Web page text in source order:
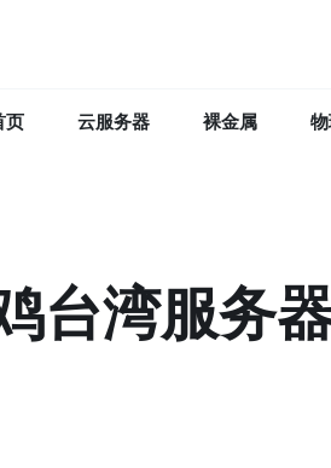
页 云服务器 裸金属
台湾服务